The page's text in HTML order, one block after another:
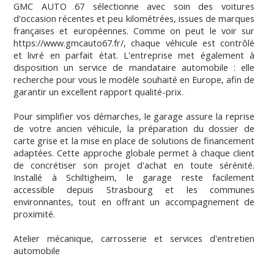
GMC AUTO 67 sélectionne avec soin des voitures
d'occasion récentes et peu kilométrées, issues de marques
françaises et européennes. Comme on peut le voir sur
https://www.gmcauto67.fr/, chaque véhicule est contrôlé
et livré en parfait état. L'entreprise met également à
disposition un service de mandataire automobile : elle
recherche pour vous le modèle souhaité en Europe, afin de
garantir un excellent rapport qualité-prix.
Pour simplifier vos démarches, le garage assure la reprise
de votre ancien véhicule, la préparation du dossier de
carte grise et la mise en place de solutions de financement
adaptées. Cette approche globale permet à chaque client
de concrétiser son projet d'achat en toute sérénité.
Installé à Schiltigheim, le garage reste facilement
accessible depuis Strasbourg et les communes
environnantes, tout en offrant un accompagnement de
proximité.
Atelier mécanique, carrosserie et services d'entretien
automobile